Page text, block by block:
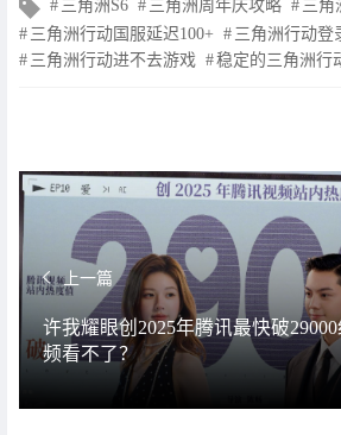
章
标
签
三角洲S6 三角洲周年庆攻略
三角
三角洲行动国服延迟100+
三角洲行动登
三角洲行动进不去游戏
稳定的三角洲行
上一篇
许我耀眼创2025年腾讯最快破
频看不了？